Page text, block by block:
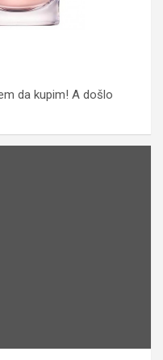
da kupim! A došlo